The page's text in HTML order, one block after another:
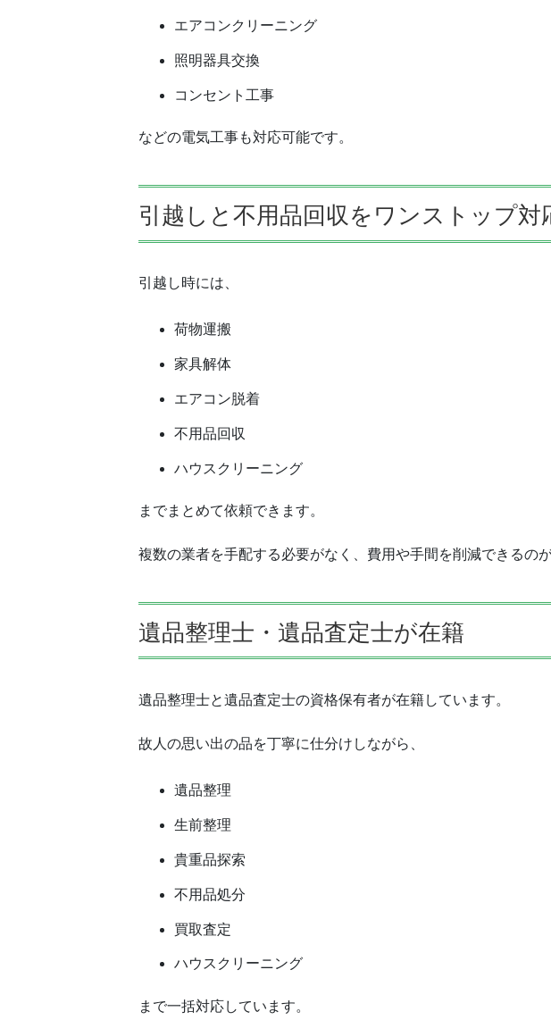
エアコンクリーニング
照明器具交換
コンセント工事
などの電気工事も対応可能です。
引越しと不用品回収をワンストップ対
引越し時には、
荷物運搬
家具解体
エアコン脱着
不用品回収
ハウスクリーニング
までまとめて依頼できます。
複数の業者を手配する必要がなく、費用や手間を削減できるの
遺品整理士・遺品査定士が在籍
遺品整理士と遺品査定士の資格保有者が在籍しています。
故人の思い出の品を丁寧に仕分けしながら、
遺品整理
生前整理
貴重品探索
不用品処分
買取査定
ハウスクリーニング
まで一括対応しています。